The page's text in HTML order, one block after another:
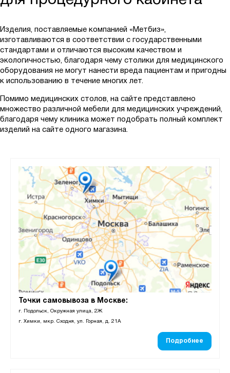
Точки самовывоза в Москве:
г. Подольск, Окружная улица, 2Ж
г. Химки, мкр. Сходня, ул. Горная, д. 21А
Подробнее
Изделия, поставляемые компанией «Метбиз»,
изготавливаются в соответствии с государственными
стандартами и отличаются высоким качеством и
экологичностью, благодаря чему столики для медицинского
оборудования не могут нанести вреда пациентам и пригодны
к использованию в течение многих лет.
Помимо медицинских столов, на сайте представлено
множество различной мебели для медицинских учреждений,
благодаря чему клиника может подобрать полный комплект
изделий на сайте одного магазина.